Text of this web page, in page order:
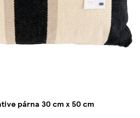
párna 30 cm x 50 cm